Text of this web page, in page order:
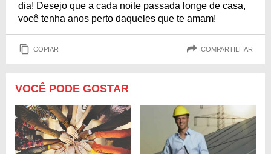
dia! Desejo que a cada noite passada longe de casa,
você tenha anos perto daqueles que te amam!
COPIAR COMPARTILHAR
VOCÊ PODE GOSTAR